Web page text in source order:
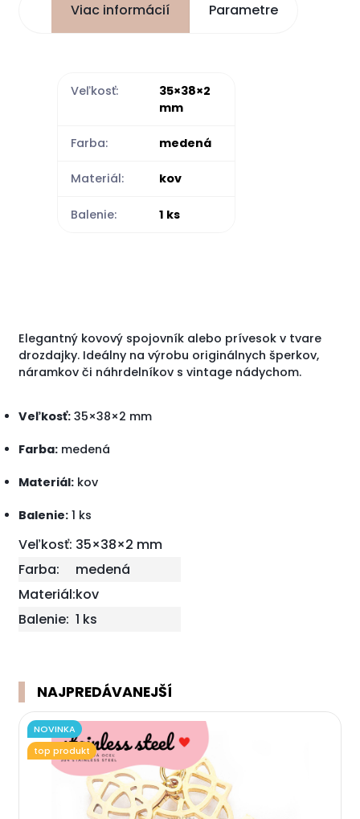
Viac informácií Parametre
Elegantný kovový spojovník alebo prívesok v tvare
drozdajky. Ideálny na výrobu originálnych šperkov,
náramkov či náhrdelníkov s vintage nádychom.
Veľkosť: 35×38×2 mm
Farba: medená
Materiál: kov
Balenie: 1 ks
Veľkosť: 35×38×2 mm
Farba:
medená
Materiál:kov
Balenie: 1 ks
Veľkosť:
35×38×2
mm
Farba: medená
Materiál: kov
Balenie: 1 ks
NAJPREDÁVANEJŠÍ
NOVINKA
top produkt